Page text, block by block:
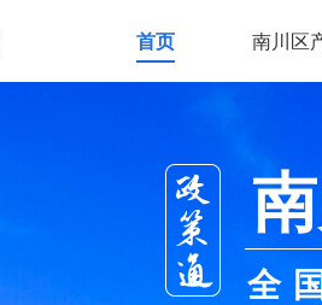
首页 南川区
全